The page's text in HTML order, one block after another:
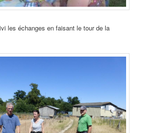
les échanges en faisant le tour de la